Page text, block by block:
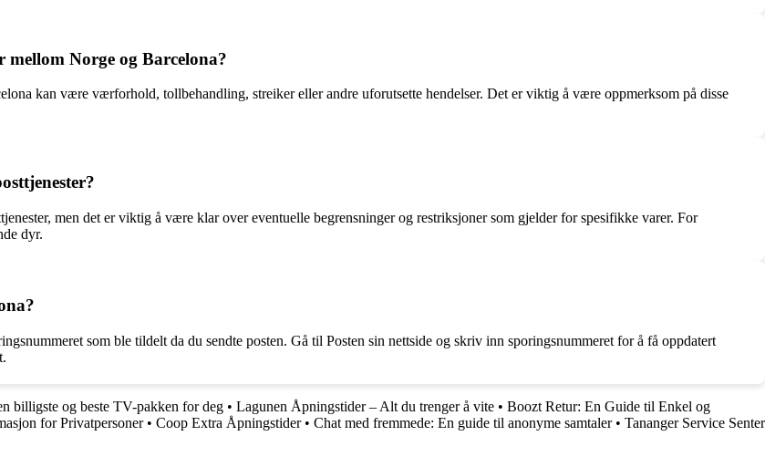
mellom Norge og Barcelona?
kan være værforhold, tollbehandling, streiker eller andre uforutsette hendelser. Det er viktig å være oppmerksom på disse
men det er viktig å være klar over eventuelle begrensninger og restriksjoner som gjelder for spesifikke varer. For
dyr.
som ble tildelt da du sendte posten. Gå til Posten sin nettside og skriv inn sporingsnummeret for å få oppdatert
billigste og beste TV-pakken for deg • Lagunen Åpningstider – Alt du trenger å vite • Boozt Retur: En Guide til Enkel og
for Privatpersoner• Coop Extra Åpningstider• Chat med fremmede: En guide til anonyme samtaler• Tananger Service Senter